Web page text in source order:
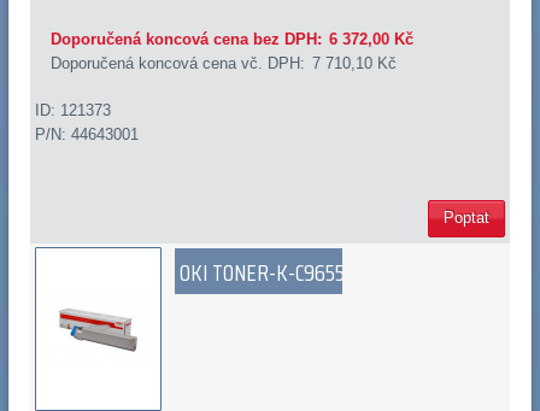
Doporučená koncová cena bez DPH: 6 372,00 Kč
Doporučená koncová cena vč. DPH: 7 710,10 Kč
ID: 121373
P/N: 44643001
Poptat
OKI TONER-K-C9655